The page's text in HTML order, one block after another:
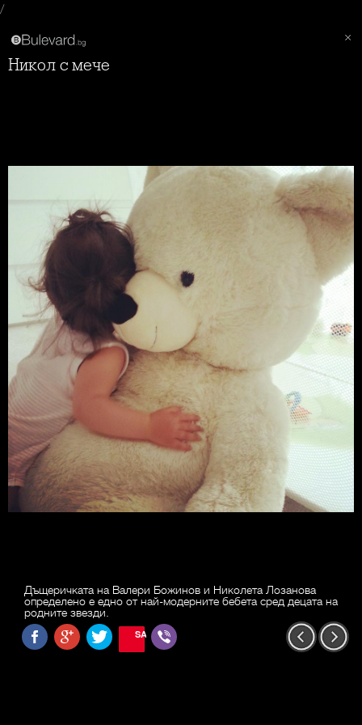
/
Никол с мече
Дъщеричката на Валери Божинов и Николета Лозанова
определено е едно от най-модерните бебета сред децата на
родните звезди.
SAVE